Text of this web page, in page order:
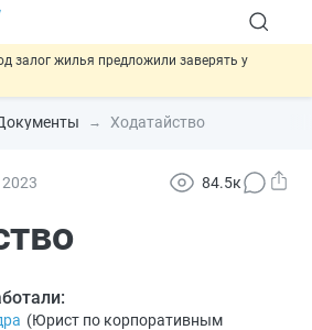
залог жилья предложили заверять у
документы, вступающие в силу сегодня
беременных пропишут в ТК РФ#новости
единые критерии трудовых и ГПХ-
Ходатайство
2023 84.5к
(Юрист по корпоративным